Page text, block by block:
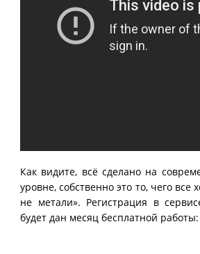
Как видите, всё сделано на
уровне, собственно это то, чего все
не метали». Регистрация в
будет дан месяц бесплатной работы: